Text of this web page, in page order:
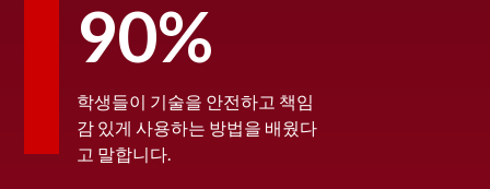
90%
학생들이 기술을 안전하고 책임
감 있게 사용하는 방법을 배웠다
고 말합니다.